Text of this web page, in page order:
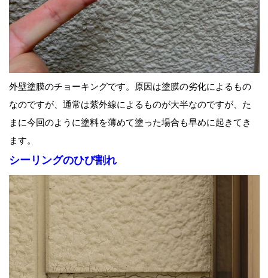
外壁塗膜のチョーキングです。原因は塗膜の劣化によるもの
なのですが、通常は紫外線によるものが大半なのですが、た
まに今回のように塗料を薄めて塗った場合も早めに起きてき
ます。
シーリングのひび割れ